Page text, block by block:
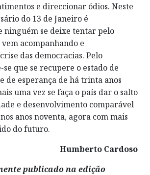
e direccionar ódios. Neste
do 13 de Janeiro é
ninguém se deixe tentar pelo
acompanhando e
das democracias. Pelo
que se recupere o estado de
de esperança de há trinta anos
uma vez se faça o país dar o salto
e desenvolvimento comparável
anos noventa, agora com mais
do futuro.
Humberto Cardoso
publicado na edição